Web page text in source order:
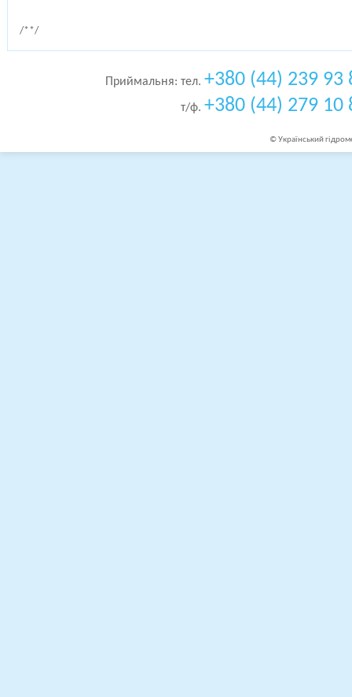
/* */
Приймальня: тел. +380 (44) 239 93
т/ф. +380 (44) 279 10
© Український